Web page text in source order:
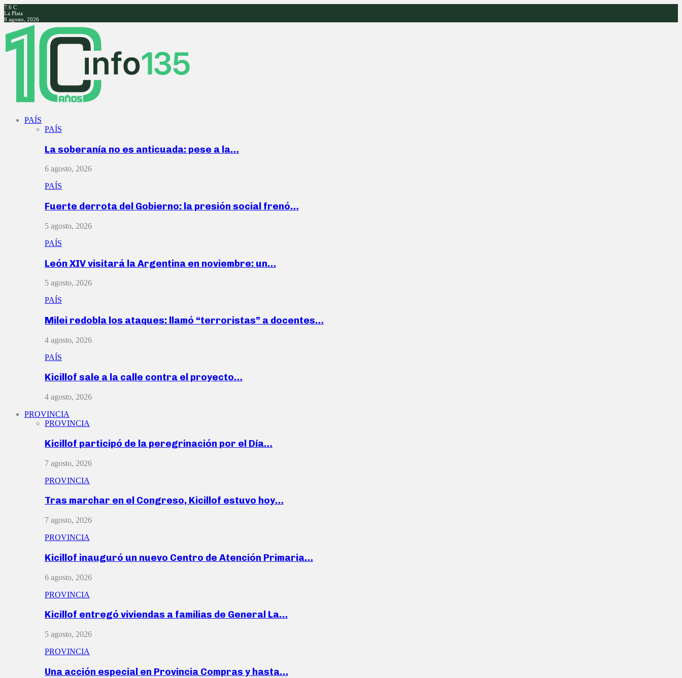
7.6 C
La Plata
8 agosto, 2026
Facebook
Twitter
Instagram
Youtube
PAÍS
PAÍS
La soberanía no es anticuada: pese a la…
6 agosto, 2026
PAÍS
Fuerte derrota del Gobierno: la presión social frenó…
5 agosto, 2026
PAÍS
León XIV visitará la Argentina en noviembre: un…
5 agosto, 2026
PAÍS
Milei redobla los ataques: llamó “terroristas” a docentes…
4 agosto, 2026
PAÍS
Kicillof sale a la calle contra el proyecto…
4 agosto, 2026
PROVINCIA
PROVINCIA
Kicillof participó de la peregrinación por el Día…
7 agosto, 2026
PROVINCIA
Tras marchar en el Congreso, Kicillof estuvo hoy…
7 agosto, 2026
PROVINCIA
Kicillof inauguró un nuevo Centro de Atención Primaria…
6 agosto, 2026
PROVINCIA
Kicillof entregó viviendas a familias de General La…
5 agosto, 2026
PROVINCIA
Una acción especial en Provincia Compras y hasta…